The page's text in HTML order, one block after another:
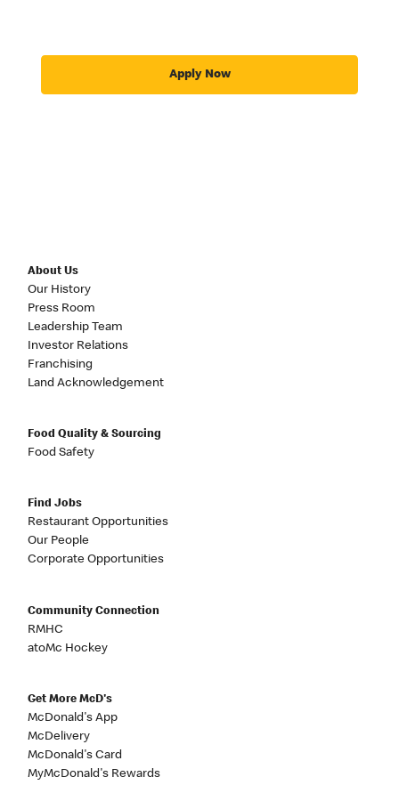
Apply Now
About Us
Our History
Press Room
Leadership Team
Investor Relations
Franchising
Land Acknowledgement
Food Quality & Sourcing
Food Safety
Find Jobs
Restaurant Opportunities
Our People
Corporate Opportunities
Community Connection
RMHC
atoMc Hockey
Get More McD's
McDonald's App
McDelivery
McDonald's Card
MyMcDonald's Rewards